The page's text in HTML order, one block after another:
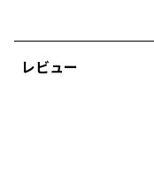
レビュー
国内在庫を即納・日本正規販